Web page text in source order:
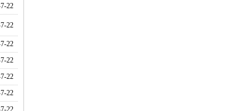
22
22
22
22
22
22
22